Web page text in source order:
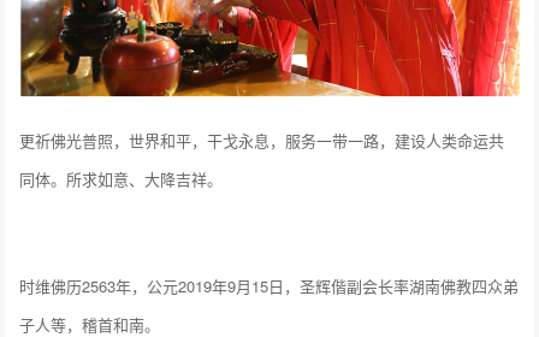
更祈佛光普照，世界和平，干戈永息，服务一带一路，建设人类命运共
同体。所求如意、大降吉祥。
时维佛历2563年，公元2019年9月15日，圣辉偕副会长率湖南佛教四众弟
子人等，稽首和南。